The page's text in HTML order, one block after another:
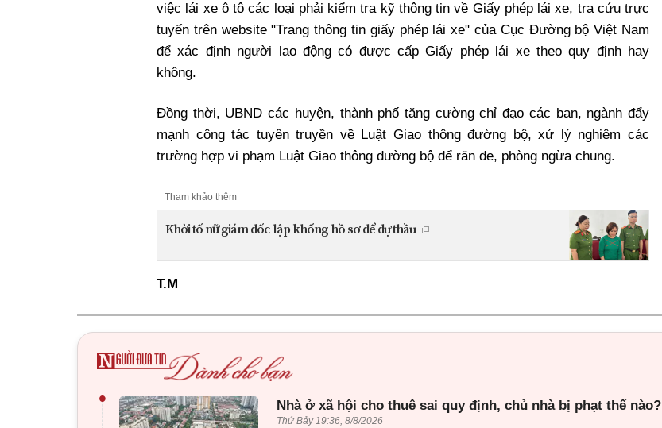
việc lái xe ô tô các loại phải kiểm tra kỹ thông tin về Giấy phép lái xe, tra cứu trực
tuyến trên website "Trang thông tin giấy phép lái xe" của Cục Đường bộ Việt Nam
để xác định người lao động có được cấp Giấy phép lái xe theo quy định hay
không.
Đồng thời, UBND các huyện, thành phố tăng cường chỉ đạo các ban, ngành đẩy
mạnh công tác tuyên truyền về Luật Giao thông đường bộ, xử lý nghiêm các
trường hợp vi phạm Luật Giao thông đường bộ để răn đe, phòng ngừa chung.
Tham khảo thêm
Khởi tố nữ giám đốc lập khống hồ sơ để dự thầu
T.M
• Nhà ở xã hội cho thuê sai quy định, chủ nhà bị phạt thế nào?
Thứ Bảy 19:36, 8/8/2026